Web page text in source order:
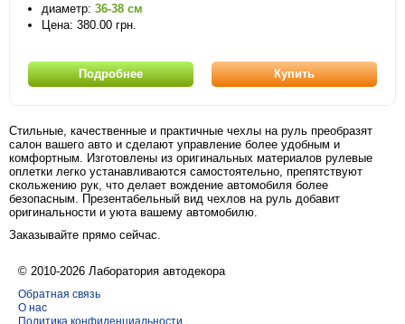
диаметр: 36-38 см
Цена: 380.00 грн.
Подробнее Купить
Стильные, качественные и практичные чехлы на руль преобразят
салон вашего авто и сделают управление более удобным и
комфортным. Изготовлены из оригинальных материалов рулевые
оплетки легко устанавливаются самостоятельно, препятствуют
скольжению рук, что делает вождение автомобиля более
безопасным. Презентабельный вид чехлов на руль добавит
оригинальности и уюта вашему автомобилю.
Заказывайте прямо сейчас.
© 2010-2026 Лаборатория автодекора
Обратная связь
О нас
Политика конфиденциальности